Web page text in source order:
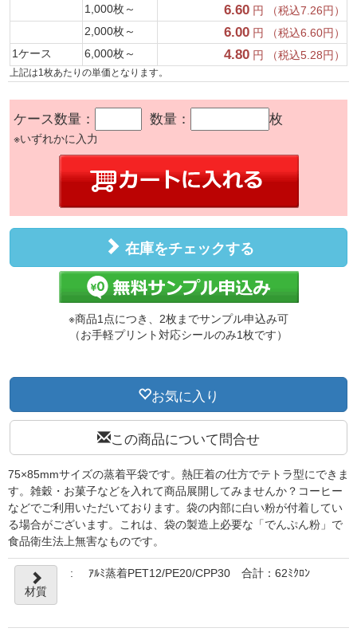
1,000枚～
6.60 円 （税込7.26円）
2,000枚～
6.00 円 （税込6.60円）
1ケース
6,000枚～ 4.80 円 （税込5.28円）
上記は1枚あたりの単価となります。
ケース数量： 数量： 枚
※いずれかに入力
在庫をチェックする
※商品1点につき、2枚までサンプル申込み可
（お手軽プリント対応シールのみ1枚です）
お気に入り
この商品について問合せ
75×85mmサイズの蒸着平袋です。熱圧着の仕方でテトラ型にできま
す。雑穀・お菓子などを入れて商品展開してみませんか？コーヒー
などでご利用いただいております。袋の内部に白い粉が付着してい
る場合がございます。これは、袋の製造上必要な「でんぷん粉」で
食品衛生法上無害なものです。
材質
: ｱﾙﾐ蒸着PET12/PE20/CPP30 合計：62ﾐｸﾛﾝ